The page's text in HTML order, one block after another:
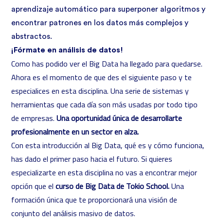
aprendizaje automático para superponer algoritmos y
encontrar patrones en los datos más complejos y
abstractos.
¡Fórmate en análisis de datos!
Como has podido ver el Big Data ha llegado para quedarse.
Ahora es el momento de que des el siguiente paso y te
especialices en esta disciplina. Una serie de sistemas y
herramientas que cada día son más usadas por todo tipo
de empresas. Una oportunidad única de desarrollarte
profesionalmente en un sector en alza.
Con esta introducción al Big Data, qué es y cómo funciona,
has dado el primer paso hacia el futuro. Si quieres
especializarte en esta disciplina no vas a encontrar mejor
opción que el curso de Big Data de Tokio School.Una
formación única que te proporcionará una visión de
conjunto del análisis masivo de datos.